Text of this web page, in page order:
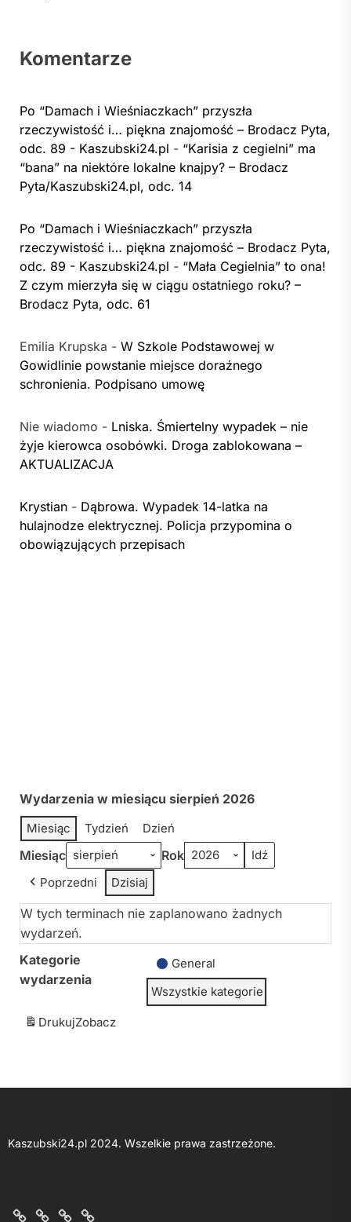
Komentarze
Po “Damach i Wieśniaczkach” przyszła
rzeczywistość i… piękna znajomość – Brodacz Pyta,
odc. 89 - Kaszubski24.pl - “Karisia z cegielni” ma
“bana” na niektóre lokalne knajpy? – Brodacz
Pyta/Kaszubski24.pl, odc. 14
Po “Damach i Wieśniaczkach” przyszła
rzeczywistość i… piękna znajomość – Brodacz Pyta,
odc. 89 - Kaszubski24.pl - “Mała Cegielnia” to ona!
Z czym mierzyła się w ciągu ostatniego roku? –
Brodacz Pyta, odc. 61
Emilia Krupska - W Szkole Podstawowej w
Gowidlinie powstanie miejsce doraźnego
schronienia. Podpisano umowę
Nie wiadomo - Lniska. Śmiertelny wypadek – nie
żyje kierowca osobówki. Droga zablokowana –
AKTUALIZACJA
Krystian - Dąbrowa. Wypadek 14-latka na
hulajnodze elektrycznej. Policja przypomina o
obowiązujących przepisach
Wydarzenia w miesiącu sierpień 2026
Miesiąc Tydzień Dzień
Miesiąc Rok
Poprzedni Dzisiaj
W tych terminach nie zaplanowano żadnych
wydarzeń.
Kategorie
wydarzenia
General
Wszystkie kategorie
DrukujZobacz
Kaszubski24.pl 2024. Wszelkie prawa zastrzeżone.
O
KontaktPolitykaRegulamin